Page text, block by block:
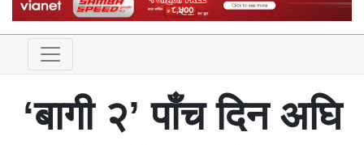
‘बागी २’ पाँच दिन अघि